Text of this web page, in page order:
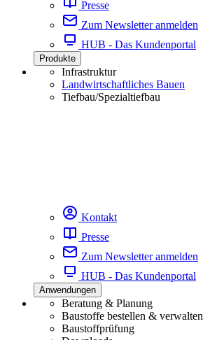
Presse
Zum Newsletter anmelden
HUB - Das Kundenportal
Produkte
Infrastruktur
Landwirtschaftliches Bauen
Tiefbau/Spezialtiefbau
Kontakt
Presse
Zum Newsletter anmelden
HUB - Das Kundenportal
Anwendungen
Beratung & Planung
Baustoffe bestellen & verwalten
Baustoffprüfung